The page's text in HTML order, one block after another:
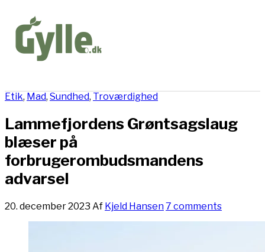
Etik, Mad, Sundhed, Troværdighed
Lammefjordens Grøntsagslaug
blæser på
forbrugerombudsmandens
advarsel
20. december 2023 Af Kjeld Hansen7 comments